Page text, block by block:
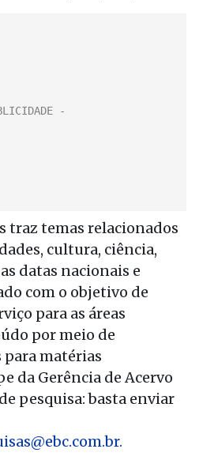
traz temas relacionados
cultura, ciência,
datas nacionais e
com o objetivo de
para as áreas
por meio de
para matérias
da Gerência de Acervo
pesquisa: basta enviar